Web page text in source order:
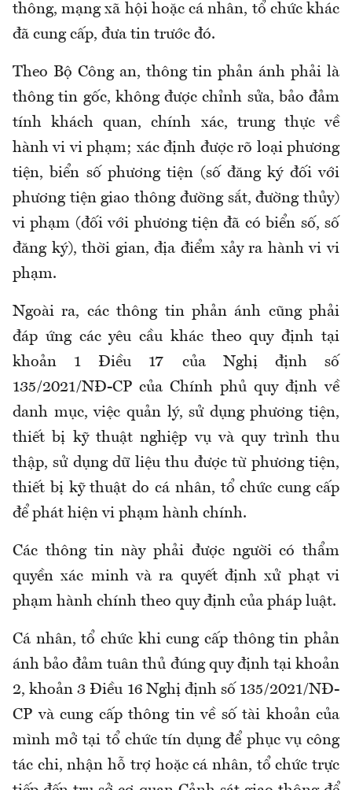
thông, mạng xã hội hoặc cá nhân, tổ chức khác
đã cung cấp, đưa tin trước đó.
Theo Bộ Công an, thông tin phản ánh phải là
thông tin gốc, không được chỉnh sửa, bảo đảm
tính khách quan, chính xác, trung thực về
hành vi vi phạm; xác định được rõ loại phương
tiện, biển số phương tiện (số đăng ký đối với
phương tiện giao thông đường sắt, đường thủy)
vi phạm (đối với phương tiện đã có biển số, số
đăng ký), thời gian, địa điểm xảy ra hành vi vi
phạm.
Ngoài ra, các thông tin phản ánh cũng phải
đáp ứng các yêu cầu khác theo quy định tại
khoản 1 Điều 17 của Nghị định số
135/2021/NĐ-CP của Chính phủ quy định về
danh mục, việc quản lý, sử dụng phương tiện,
thiết bị kỹ thuật nghiệp vụ và quy trình thu
thập, sử dụng dữ liệu thu được từ phương tiện,
thiết bị kỹ thuật do cá nhân, tổ chức cung cấp
để phát hiện vi phạm hành chính.
Các thông tin này phải được người có thẩm
quyền xác minh và ra quyết định xử phạt vi
phạm hành chính theo quy định của pháp luật.
Cá nhân, tổ chức khi cung cấp thông tin phản
ánh bảo đảm tuân thủ đúng quy định tại khoản
2, khoản 3 Điều 16 Nghị định số 135/2021/NĐ-
CP và cung cấp thông tin về số tài khoản của
mình mở tại tổ chức tín dụng để phục vụ công
tác chi, nhận hỗ trợ hoặc cá nhân, tổ chức trực